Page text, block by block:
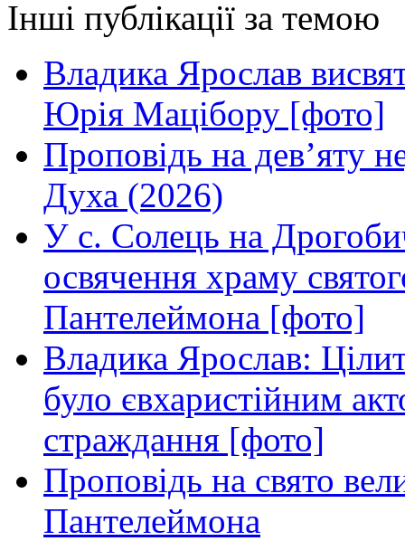
Інші публікації за темою
Владика Ярослав
Юрія Мацібору [фото]
Проповідь на дев’яту
Духа (2026)
У с. Солець на
освячення храму
Пантелеймона [фото]
Владика Ярослав:
було євхаристійним
страждання [фото]
Проповідь на свято
Пантелеймона